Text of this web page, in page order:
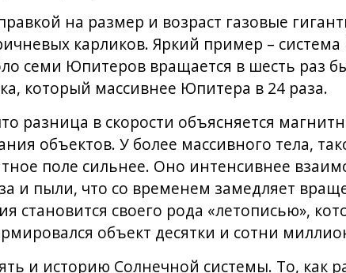
на размер и возраст газовые
карликов. Яркий пример – система
семи Юпитеров вращается в шесть раз
который массивнее Юпитера в 24 раза.
разница в скорости объясняется
объектов. У более массивного тела,
поле сильнее. Оно интенсивнее
и пыли, что со временем замедляет
становится своего рода «летописью»,
объект десятки и сотни
и историю Солнечной системы. То, как